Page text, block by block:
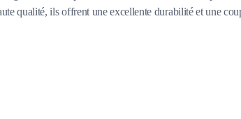
qualité, ils offrent une excellente durabilité et une